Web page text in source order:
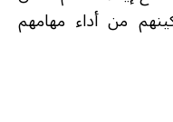
من أداء مهامهم